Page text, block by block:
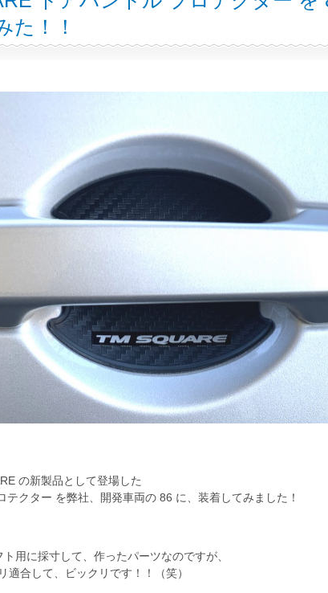
た！！
の新製品として登場した
テクター を弊社、開発車両の 86 に、装着してみました！
用に採寸して、作ったパーツなのですが、
適合して、ビックリです！！（笑）